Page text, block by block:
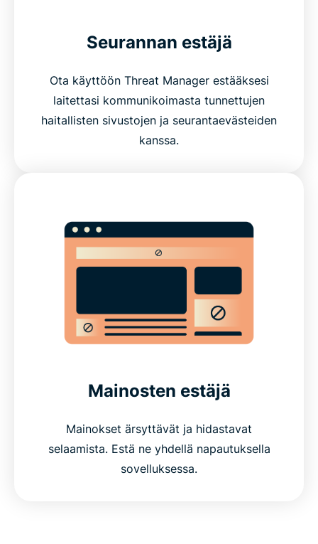
Devices and app coverage
FAQs about VPN features
Seurannan estäjä
Ota käyttöön Threat Manager estääksesi
laitettasi kommunikoimasta tunnettujen
haitallisten sivustojen ja seurantaevästeiden
kanssa.
Mainosten estäjä
Mainokset ärsyttävät ja hidastavat
selaamista. Estä ne yhdellä napautuksella
sovelluksessa.